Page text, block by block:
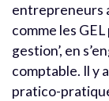
entrepreneurs
comme les
gestion’, en
comptable. Il y
pratico-